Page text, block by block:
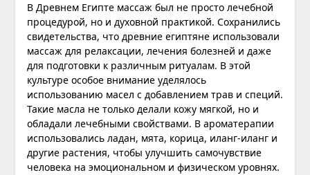
В Древнем Египте массаж был не просто лечебной
процедурой, но и духовной практикой. Сохранились
свидетельства, что древние египтяне использовали
массаж для релаксации, лечения болезней и даже
для подготовки к различным ритуалам. В этой
культуре особое внимание уделялось
использованию масел с добавлением трав и специй.
Такие масла не только делали кожу мягкой, но и
обладали лечебными свойствами. В ароматерапии
использовались ладан, мята, корица, иланг-иланг и
другие растения, чтобы улучшить самочувствие
человека на эмоциональном и физическом уровнях.